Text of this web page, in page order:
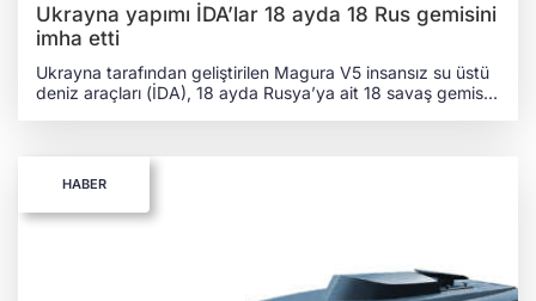
Ukrayna yapımı İDA’lar 18 ayda 18 Rus gemisini
imha etti
Ukrayna tarafından geliştirilen Magura V5 insansız su üstü
deniz araçları (İDA), 18 ayda Rusya’ya ait 18 savaş gemisini
Almanya merkezli Deutsche Welle haber ajansına konuşan
(GUR) bağlı “Group 13” özel birliğinin komutanı, bir buçuk
yılda Magura V5 İDA’larla 18 Rus gemisini vurduklarını
Akyar’dan (Sivastopol) çıkardı. Bu filo felç olmuş durumda.
Şu anda Karadeniz Filosu Rusya bütçesinden para
HABER